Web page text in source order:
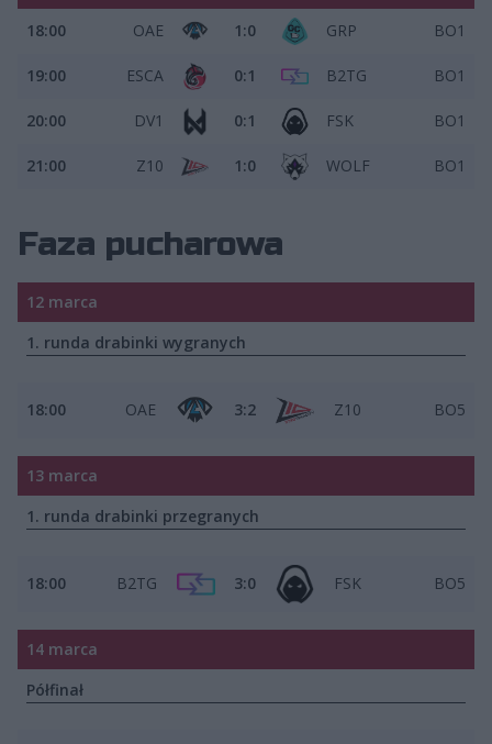
18:00
OAE 1:0 GRP BO1
19:00 ESCA 0:1 B2TG BO1
20:00 DV1 0:1 FSK BO1
21:00 Z10 1:0 WOLF BO1
Faza pucharowa
12 marca
1. runda drabinki wygranych
18:00 OAE 3:2 Z10 BO5
13 marca
1. runda drabinki przegranych
18:00 B2TG 3:0 FSK BO5
14 marca
Półfinał